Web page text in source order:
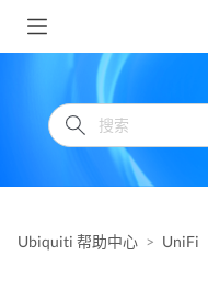
Ubiquiti 帮助中心 UniFi